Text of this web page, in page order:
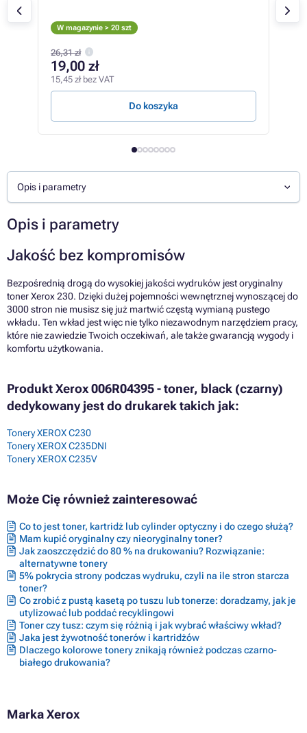
W magazynie > 20 szt
26,31 zł
19,00 zł
15,45 zł bez VAT
Do koszyka
W
Opis i parametry
Opis i parametry
Jakość bez kompromisów
Bezpośrednią drogą do wysokiej jakości wydruków jest oryginalny
toner Xerox 230. Dzięki dużej pojemności wewnętrznej wynoszącej do
3000 stron nie musisz się już martwić częstą wymianą pustego
wkładu. Ten wkład jest więc nie tylko niezawodnym narzędziem pracy,
które nie zawiedzie Twoich oczekiwań, ale także gwarancją wygody i
komfortu użytkowania.
Produkt Xerox 006R04395 - toner, black (czarny)
dedykowany jest do drukarek takich jak:
Tonery XEROX C230
Tonery XEROX C235DNI
Tonery XEROX C235V
Może Cię również zainteresować
Co to jest toner, kartridż lub cylinder optyczny i do czego służą?
Mam kupić oryginalny czy nieoryginalny toner?
Jak zaoszczędzić do 80 % na drukowaniu? Rozwiązanie:
alternatywne tonery
5% pokrycia strony podczas wydruku, czyli na ile stron starcza
toner?
Co zrobić z pustą kasetą po tuszu lub tonerze: doradzamy, jak je
utylizować lub poddać recyklingowi
Toner czy tusz: czym się różnią i jak wybrać właściwy wkład?
Jaka jest żywotność tonerów i kartridżów
Dlaczego kolorowe tonery znikają również podczas czarno-
białego drukowania?
Marka Xerox